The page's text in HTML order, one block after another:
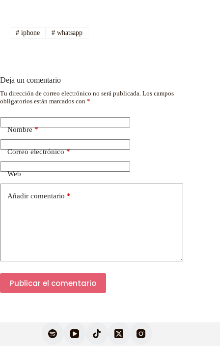
#iphone #whatsapp
Deja un comentario
Tu dirección de correo electrónico no será publicada. Los campos
obligatorios están marcados con *
Nombre*
Correo electrónico*
Web
Añadir comentario *
Publicar el comentario